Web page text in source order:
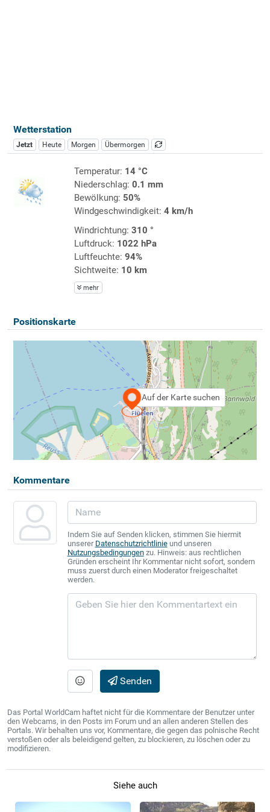
Wetterstation
Jetzt Heute Morgen Übermorgen
Temperatur: 14 °C
Niederschlag: 0.1 mm
Bewölkung: 50%
Windgeschwindigkeit: 4 km/h
Windrichtung: 310 °
Luftdruck: 1022 hPa
Luftfeuchte: 94%
Sichtweite: 10 km
mehr
Positionskarte
Auf der Karte suchen
Kommentare
Indem Sie auf Senden klicken, stimmen Sie hiermit
unserer Datenschutzrichtlinieund unseren
Nutzungsbedingungenzu. Hinweis: aus rechtlichen
Gründen erscheint Ihr Kommentar nicht sofort, sondern
muss zuerst durch einen Moderator freigeschaltet
werden.
Senden
Das Portal WorldCam haftet nicht für die Kommentare der Benutzer unter
den Webcams, in den Posts im Forum und an allen anderen Stellen des
Portals. Wir behalten uns vor, Kommentare, die gegen das polnische Recht
verstoßen oder als beleidigend gelten, zu blockieren, zu löschen oder zu
modifizieren.
Siehe auch